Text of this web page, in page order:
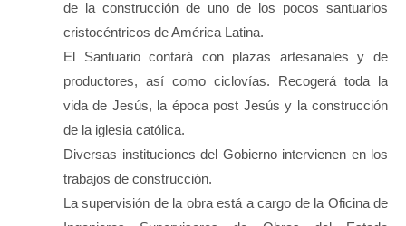
de la construcción de uno de los pocos santuarios
cristocéntricos de América Latina.
El Santuario contará con plazas artesanales y de
productores, así como ciclovías. Recogerá toda la
vida de Jesús, la época post Jesús y la construcción
de la iglesia católica.
Diversas instituciones del Gobierno intervienen en los
trabajos de construcción.
La supervisión de la obra está a cargo de la Oficina de